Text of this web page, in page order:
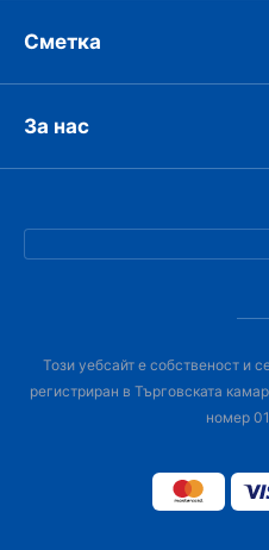
Сметка
За нас
Този уебсайт е собственост и
регистриран в Търговската
номер